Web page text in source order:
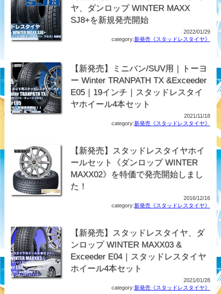
ヤ、ダンロップ WINTER MAXX
SJ8+を新規発売開始
2022/01/29
category:新発売《スタッドレスタイヤ》
【新発売】ミニバン/SUV用｜トーヨ
ー Winter TRANPATH TX &Exceeder
E05｜19インチ｜スタッドレスタイ
ヤホイール4本セット
2021/11/18
category:新発売《スタッドレスタイヤ》
【新発売】スタッドレスタイヤホイ
ールセット《ダンロップ WINTER
MAXX02》を特価で発売開始しまし
た！
2016/12/16
category:新発売《スタッドレスタイヤ》
【新発売】スタッドレスタイヤ、ダ
ンロップ WINTER MAXX03 &
Exceeder E04｜スタッドレスタイヤ
ホイール4本セット
2021/01/28
category:新発売《スタッドレスタイヤ》